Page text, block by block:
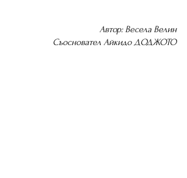
Автор: Весела Велин
Съосновател Айкидо ДОДЖОТО